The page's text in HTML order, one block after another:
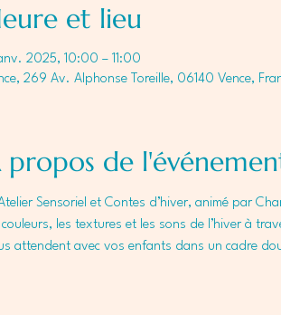
et lieu
2025, 10:00 – 11:00
269 Av. Alphonse Toreille, 06140 Vence,
propos de
Sensoriel et Contes d’hiver, animé par
couleurs, les textures et les sons de l’hiver à
attendent avec vos enfants dans un cadre